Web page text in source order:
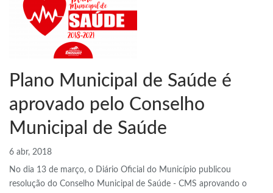
Plano Municipal de Saúde é
aprovado pelo Conselho
Municipal de Saúde
6 abr, 2018
No dia 13 de março, o Diário Oficial do Município publicou
resolução do Conselho Municipal de Saúde - CMS aprovando o